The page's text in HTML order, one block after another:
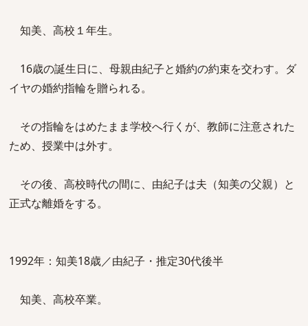
知美、高校１年生。
16歳の誕生日に、母親由紀子と婚約の約束を交わす。ダ
イヤの婚約指輪を贈られる。
その指輪をはめたまま学校へ行くが、教師に注意された
ため、授業中は外す。
その後、高校時代の間に、由紀子は夫（知美の父親）と
正式な離婚をする。
1992年：知美18歳／由紀子・推定30代後半
知美、高校卒業。